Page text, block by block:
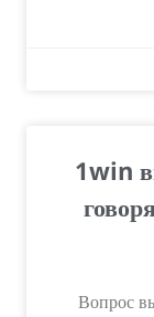
1win
Вопрос